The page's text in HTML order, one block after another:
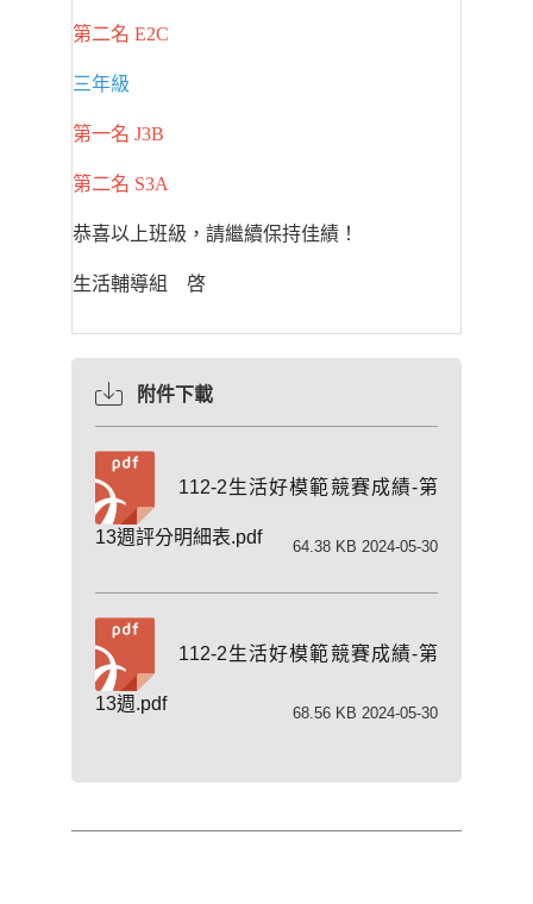
第二名 E2C
三年級
第一名 J3B
第二名 S3A
恭喜以上班級，請繼續保持佳績！
生活輔導組 啓
附件下載
112-2生活好模範競賽成績-第
13週評分明細表.pdf 64.38 KB 2024-05-30
112-2生活好模範競賽成績-第
13週.pdf 68.56 KB 2024-05-30